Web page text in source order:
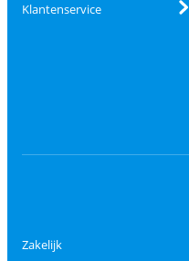
Klantenservice
Zakelijk